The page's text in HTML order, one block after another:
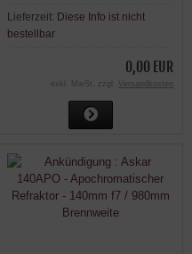
Lieferzeit: Diese Info ist nicht
bestellbar
0,00 EUR
exkl. MwSt. zzgl. Versandkosten